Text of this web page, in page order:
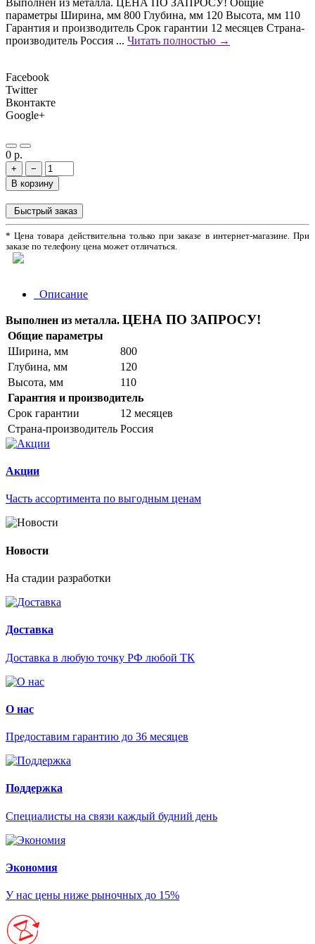
Выполнен из металла. ЦЕНА ПО ЗАПРОСУ! Общие
параметры Ширина, мм 800 Глубина, мм 120 Высота, мм 110
Гарантия и производитель Срок гарантии 12 месяцев Страна-
производитель Россия ... Читать полностью →
Facebook
Twitter
Вконтакте
Google+
0 р.
+
−
В корзину
Быстрый заказ
* Цена товара действительна только при заказе в интернет-магазине. При
заказе по телефону цена может отличаться.
Описание
Выполнен из металла. ЦЕНА ПО ЗАПРОСУ!
Общие параметры
Ширина, мм
800
Глубина, мм
120
Высота, мм
110
Гарантия и производитель
Срок гарантии
12 месяцев
Страна-производитель Россия
Акции
Часть ассортимента по выгодным ценам
Новости
На стадии разработки
Доставка
Доставка в любую точку РФ любой ТК
О нас
Предоставим гарантию до 36 месяцев
Поддержка
Специалисты на связи каждый будний день
Экономия
У нас цены ниже рыночных до 15%